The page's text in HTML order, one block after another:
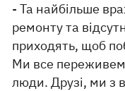
- Та найбільше
ремонту та
приходять, щоб
Ми все
люди. Друзі, ми з